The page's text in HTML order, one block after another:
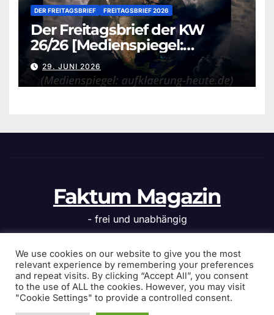
DER FREITAGSBRIEF FREITAGSBRIEF 2026
Der Freitagsbrief der KW
26/26 [Medienspiegel:
aufklaerung-heute.de]
29. JUNI 2026
Faktum Magazin
- frei und unabhängig
Stolz präsentiert von WordPress|Theme: News Click von
Themeansar
We use cookies on our website to give you the most
relevant experience by remembering your preferences
and repeat visits. By clicking “Accept All”, you consent
to the use of ALL the cookies. However, you may visit
"Cookie Settings" to provide a controlled consent.